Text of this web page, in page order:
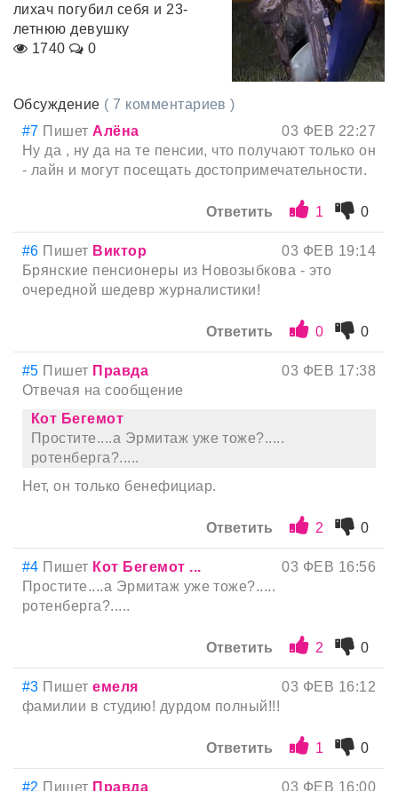
лихач погубил себя и 23-
летнюю девушку
1740
0
Обсуждение ( 7 комментариев )
#7 Пишет Алёна
03 ФЕВ 22:27
Ну да , ну да на те пенсии, что получают только он
- лайн и могут посещать достопримечательности.
Ответить 1 0
#6 Пишет Виктор
03 ФЕВ 19:14
Брянские пенсионеры из Новозыбкова - это
очередной шедевр журналистики!
Ответить 0 0
#5 Пишет Правда
03 ФЕВ 17:38
Отвечая на сообщение
Кот Бегемот
Простите....а Эрмитаж уже тоже?.....
ротенберга?.....
Нет, он только бенефициар.
Ответить 2 0
#4 Пишет Кот Бегемот ...
03 ФЕВ 16:56
Простите....а Эрмитаж уже тоже?.....
ротенберга?.....
Ответить 2 0
#3 Пишетемеля
03 ФЕВ 16:12
фамилии в студию! дурдом полный!!!
Ответить 1 0
#2 Пишет Правда 03 ФЕВ 16:00